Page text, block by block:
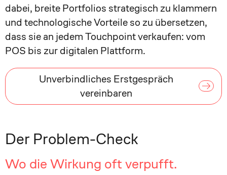
dabei, breite Portfolios strategisch zu klammern
und technologische Vorteile so zu übersetzen,
dass sie an jedem Touchpoint verkaufen: vom
POS bis zur digitalen Plattform.
Unverbindliches Erstgespräch
vereinbaren
Der Problem-Check
Wo die Wirkung oft verpufft.